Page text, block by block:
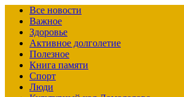
Все новости
Важное
Здоровье
Активное долголетие
Полезное
Книга памяти
Спорт
Люди